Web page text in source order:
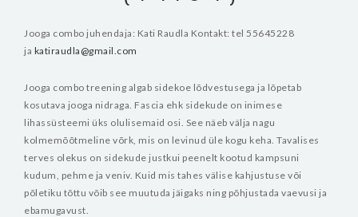
TIIMIDELE
KONTAKT
Jooga combo juhendaja: Kati Raudla Kontakt: tel 55645228
ja katiraudla@gmail.com
Jooga combo treening algab sidekoe lõdvestusega ja lõpetab
kosutava jooga nidraga. Fascia ehk sidekude on inimese
lihassüsteemi üks olulisemaid osi. See näeb välja nagu
kolmemõõtmeline võrk, mis on levinud üle kogu keha. Tavalises
terves olekus on sidekude justkui peenelt kootud kampsuni
kudum, pehme ja veniv. Kuid mis tahes välise kahjustuse või
põletiku tõttu võib see muutuda jäigaks ning põhjustada vaevusi ja
ebamugavust.